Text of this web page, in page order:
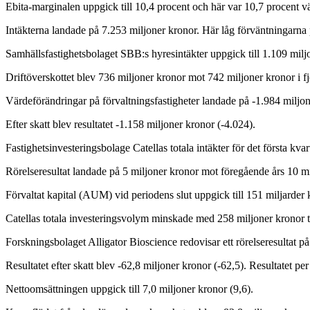
Ebita-marginalen uppgick till 10,4 procent och här var 10,7 procent
Intäkterna landade på 7.253 miljoner kronor. Här låg
Samhällsfastighetsbolaget SBB:s hyresintäkter uppgick till 1.109
Driftöverskottet blev 736 miljoner kronor mot 742 miljoner kronor i
Värdeförändringar på förvaltningsfastigheter landade på -1.984
Efter skatt blev resultatet -1.158 miljoner kronor (-4.024).
Fastighetsinvesteringsbolage Catellas totala intäkter för det första
Rörelseresultat landade på 5 miljoner kronor mot föregående års
Förvaltat kapital (AUM) vid periodens slut uppgick till 151
Catellas totala investeringsvolym minskade med 258 miljoner
Forskningsbolaget Alligator Bioscience redovisar ett rörelseresultat
Resultatet efter skatt blev -62,8 miljoner kronor (-62,5). Resultatet
Nettoomsättningen uppgick till 7,0 miljoner kronor (9,6).